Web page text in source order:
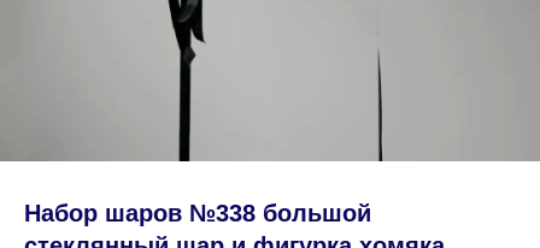
Набор шаров №338 большой